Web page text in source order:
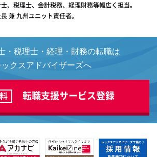
、税理士、会計税務、経理財務等幅広く担当。
兼 九州ユニット責任者。
・税理士・経理・財務の転職は
ックスアドバイザーズへ
転職支援サービス登録